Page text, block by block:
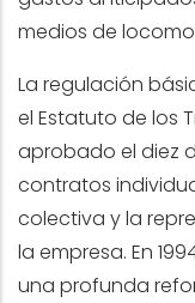
medios de
La regulación
el Estatuto de los
aprobado el diez
contratos
colectiva y la
la empresa. En
una profunda